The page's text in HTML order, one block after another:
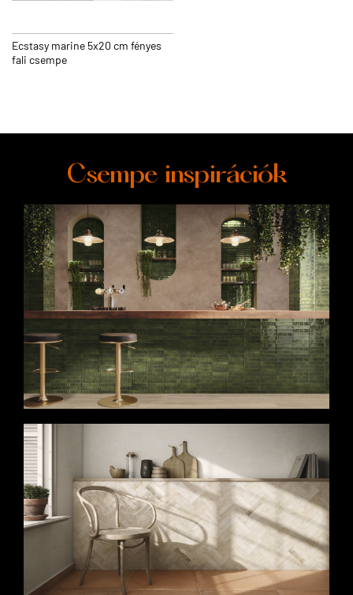
Ecstasy marine 5x20 cm fényes
fali csempe
Csempe inspirációk